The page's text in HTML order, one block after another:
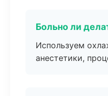
Больно ли
Используем
анестетики,